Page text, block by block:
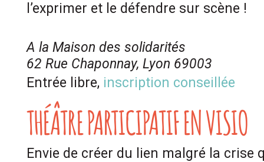
l’exprimer et le défendre sur scène !
A la Maison des solidarités
62 Rue Chaponnay, Lyon 69003
Entrée libre, inscription conseillée
THÉÂTRE PARTICIPATIF EN VISIO
Envie de créer du lien malgré la crise